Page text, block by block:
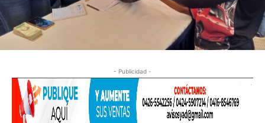
- Publicidad -